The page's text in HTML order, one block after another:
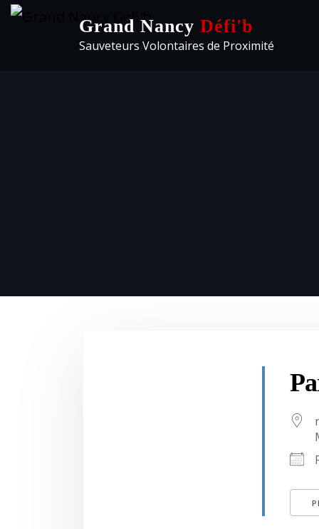
Grand Nancy Défi'b
Sauveteurs Volontaires de Proximité